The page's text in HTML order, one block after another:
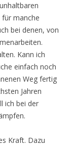
manche
bei denen, von
Kann ich
einfach noch
Weg fertig
Jahren
ich bei der
Kraft. Dazu